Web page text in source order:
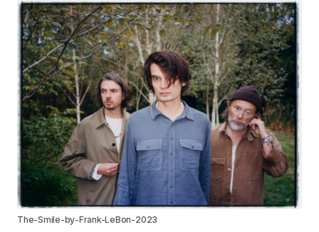
The-Smile-by-Frank-LeBon-2023